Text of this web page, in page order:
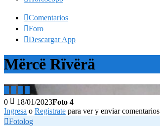
Comentarios
Foro
Descargar App
Mërcë Rïvërä
0  18/01/2023Foto 4
Ingresa o Registrate para ver y enviar comentarios
Fotolog